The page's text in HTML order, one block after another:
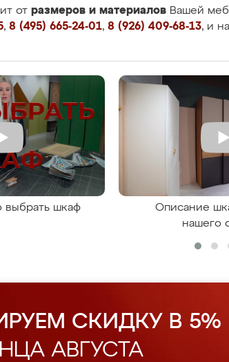
от размеров и материалов Вашей
, 8 (495) 665-24-01, 8 (926) 409-68-13, и
выбрать шкаф
Описание
нашего
СКИДКУ В 5%
АВГУСТА